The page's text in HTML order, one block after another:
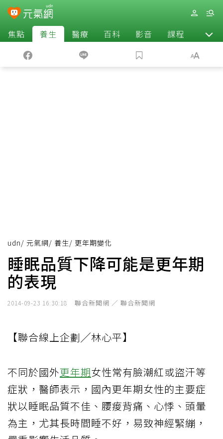
焦點 養生 醫療 百科 影音 課程 退休
udn/ 元氣網/ 養生/ 更年期變化
睡眠品質下降可能是更年期
的表現
2014-09-23 16:30:18 聯合新聞網 ／ 聯合新聞網
【聯合線上企劃╱林心平】
不同於國外更年期女性常有臉潮紅或盜汗等
症狀，醫師表示，國內更年期女性的主要症
狀以睡眠品質不佳、腰痠背痛、心悸、頭暈
為主，尤其長時間睡不好，易致神經緊繃，